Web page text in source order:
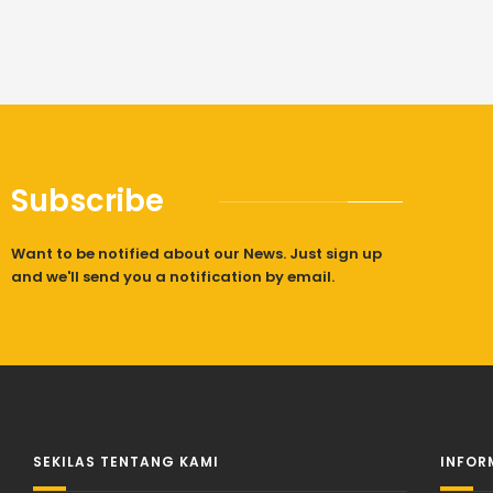
Subscribe
Want to be notified about our News. Just sign up
and we'll send you a notification by email.
SEKILAS TENTANG KAMI